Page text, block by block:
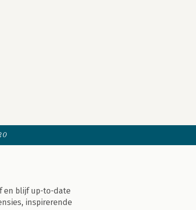
en blijf up-to-date
inspirerende